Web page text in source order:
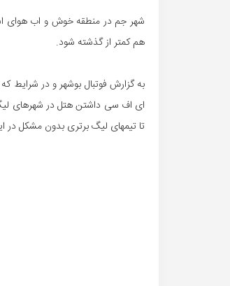
شهر جم در منطقه خوش و اب هوای
هم کمتر از گذشته شود.
به گزارش فوتبال بوشهر و در شرایط
ای اف سی داشتن هتل در شهرهای لیگ
تا تیمهای لیگ برتری بدون مشکل در